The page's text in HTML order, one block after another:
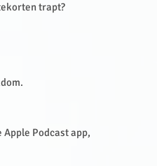
trapt?
Podcast app,